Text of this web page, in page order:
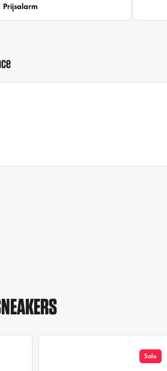
Prijsalarm
Sale